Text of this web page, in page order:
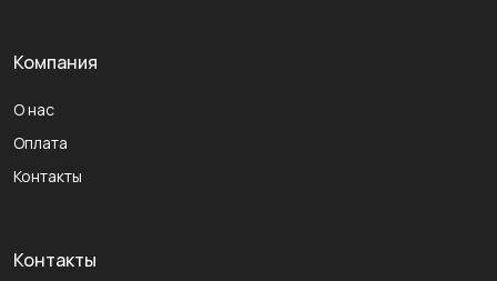
Компания
О нас
Оплата
Контакты
Контакты